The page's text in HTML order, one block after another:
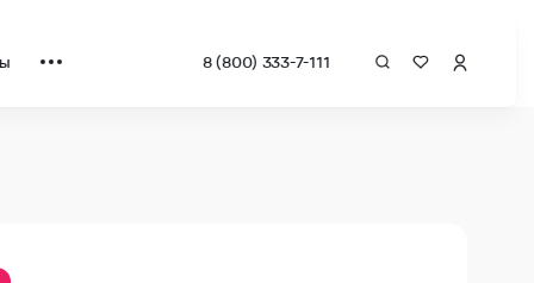
8 (800) 333-7-111